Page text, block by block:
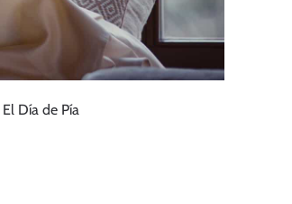
El Día de Pía